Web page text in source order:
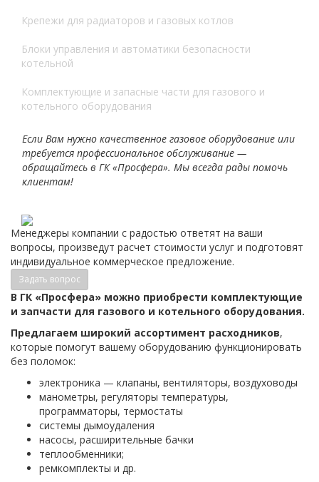
Крепежи для радиаторов и газовых котлов
Блоки управления и автоматики безопасности
котельной
Комплектующие и запасные части для газового и
котельного оборудования
Если Вам нужно качественное газовое оборудование или
требуется профессиональное обслуживание —
обращайтесь в ГК «Просфера». Мы всегда рады помочь
клиентам!
Менеджеры компании с радостью ответят на ваши
вопросы, произведут расчет стоимости услуг и подготовят
индивидуальное коммерческое предложение.
Задать вопрос
В ГК «Просфера» можно приобрести комплектующие
и запчасти для газового и котельного оборудования.
Предлагаем широкий ассортимент расходников,
которые помогут вашему оборудованию функционировать
без поломок:
электроника — клапаны, вентиляторы, воздуховоды
манометры, регуляторы температуры,
программаторы, термостаты
системы дымоудаления
насосы, расширительные бачки
теплообменники;
ремкомплекты и др.